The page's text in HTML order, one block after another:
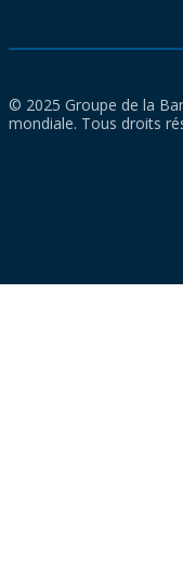
© 2025 Groupe de la
mondiale. Tous droits